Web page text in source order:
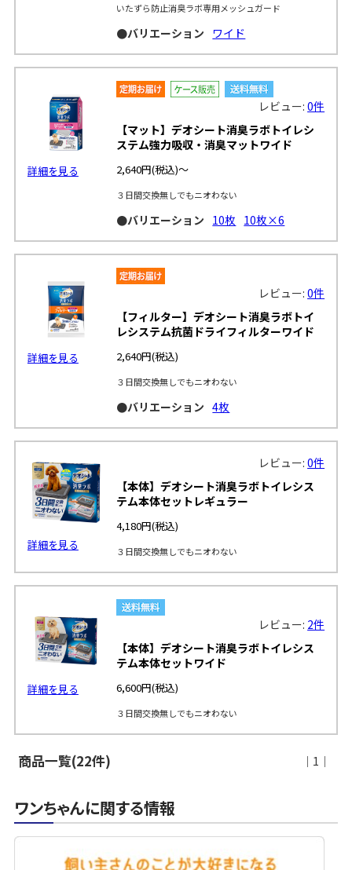
いたずら防止消臭ラボ専用メッシュガード
●バリエーション ワイド
詳細を見る
レビュー:0件
【マット】デオシート消臭ラボトイレシ
ステム強力吸収・消臭マットワイド
2,640円(税込)～
３日間交換無しでもニオわない
●バリエーション 10枚 10枚×6
詳細を見る
レビュー:0件
【フィルター】デオシート消臭ラボトイ
レシステム抗菌ドライフィルターワイド
2,640円(税込)
３日間交換無しでもニオわない
●バリエーション 4枚
詳細を見る
レビュー:0件
【本体】デオシート消臭ラボトイレシス
テム本体セットレギュラー
4,180円(税込)
３日間交換無しでもニオわない
詳細を見る
レビュー: 2件
【本体】デオシート消臭ラボトイレシス
テム本体セットワイド
6,600円(税込)
３日間交換無しでもニオわない
商品一覧(22件) ｜1｜
ワンちゃんに関する情報